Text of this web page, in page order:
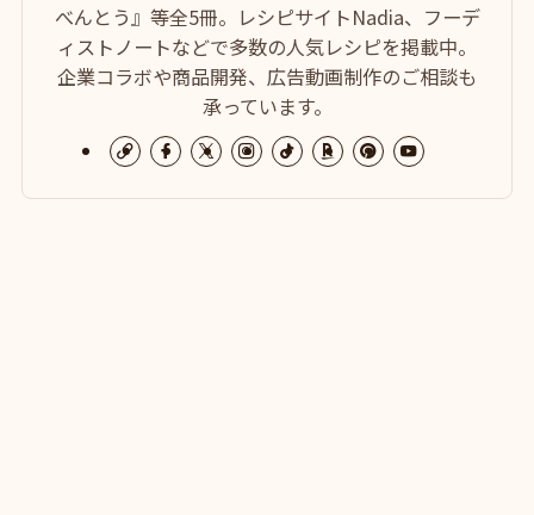
べんとう』等全5冊。レシピサイトNadia、フーデ
ィストノートなどで多数の人気レシピを掲載中。
企業コラボや商品開発、広告動画制作のご相談も
承っています。